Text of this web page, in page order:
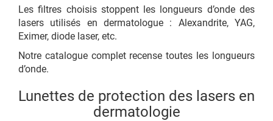
Les filtres choisis stoppent les longueurs d’onde des
lasers utilisés en dermatologue : Alexandrite, YAG,
Eximer, diode laser, etc.
Notre catalogue complet recense toutes les longueurs
d’onde.
Lunettes de protection des lasers en
dermatologie